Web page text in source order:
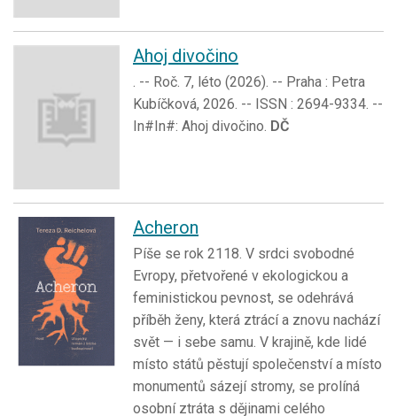
Ahoj divočino
. -- Roč. 7, léto (2026). -- Praha : Petra
Kubíčková, 2026. -- ISSN : 2694-9334. --
In#In#: Ahoj divočino. DČ
Acheron
Píše se rok 2118. V srdci svobodné
Evropy, přetvořené v ekologickou a
feministickou pevnost, se odehrává
příběh ženy, která ztrácí a znovu nachází
svět — i sebe samu. V krajině, kde lidé
místo států pěstují společenství a místo
monumentů sázejí stromy, se prolíná
osobní ztráta s dějinami celého